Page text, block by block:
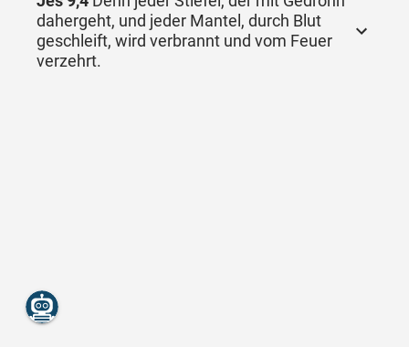
dahergeht, und jeder Mantel, durch Blut
geschleift, wird verbrannt und vom Feuer
verzehrt.